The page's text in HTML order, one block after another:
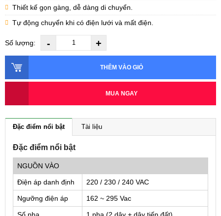
Thiết kế gọn gàng, dễ dàng di chuyển.
Tự động chuyển khi có điện lưới và mất điện.
Số lượng: - +
THÊM VÀO GIỎ
MUA NGAY
Đặc điểm nổi bật Tài liệu
Đặc điểm nổi bật
NGUỒN VÀO
Điện áp danh định 220 / 230 / 240 VAC
Ngưỡng điện áp 162 ~ 295 Vac
Số pha 1 pha (2 dây + dây tiếp đất)